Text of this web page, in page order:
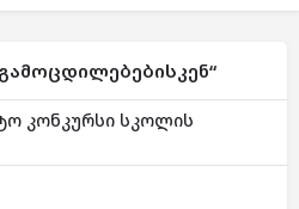
კონკურსი სკოლის